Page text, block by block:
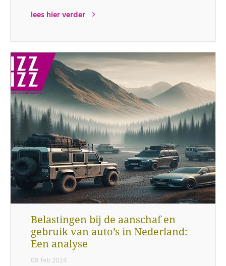
lees hier verder
Belastingen bij de aanschaf en
gebruik van auto’s in Nederland:
Een analyse
08 feb 2024